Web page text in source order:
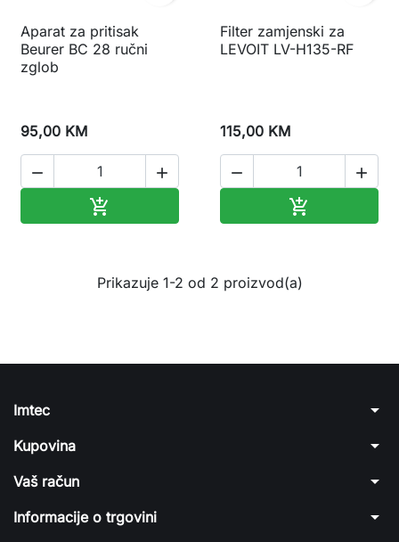
Aparat za pritisak
Beurer BC 28 ručni
zglob
95,00 KM
 

Filter zamjenski za
LEVOIT LV-H135-RF
115,00 KM
 

Prikazuje 1-2 od 2 proizvod(a)
Imtec arrow_drop_down
Kupovina arrow_drop_down
Vaš račun arrow_drop_down
Informacije o trgovini arrow_drop_down